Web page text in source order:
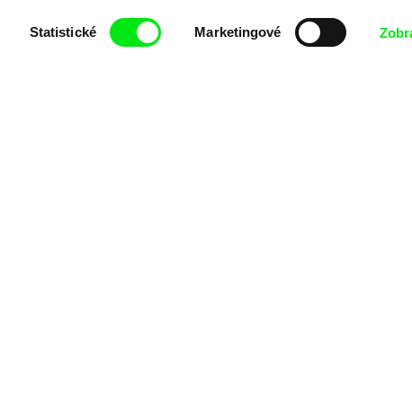
Statistické Marketingové
filmu, propagovat jeho rozmanitost a